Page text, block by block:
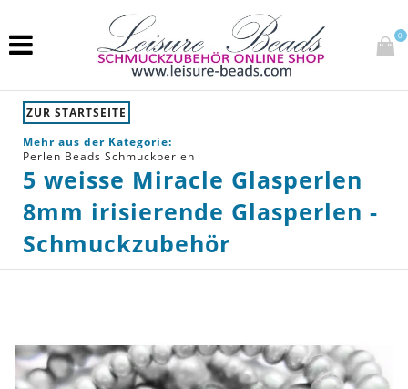
0
ZUR STARTSEITE
Mehr aus der Kategorie:
Perlen Beads Schmuckperlen
5 weisse Miracle Glasperlen
8mm irisierende Glasperlen -
Schmuckzubehör